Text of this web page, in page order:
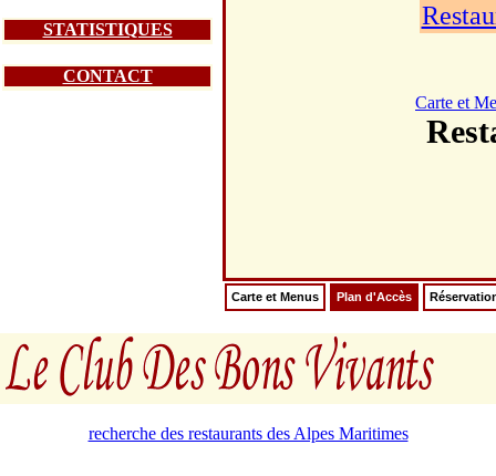
STATISTIQUES
CONTACT
Carte et
Carte et Menus Plan d'Accès
recherche des restaurants des Alpes Maritimes